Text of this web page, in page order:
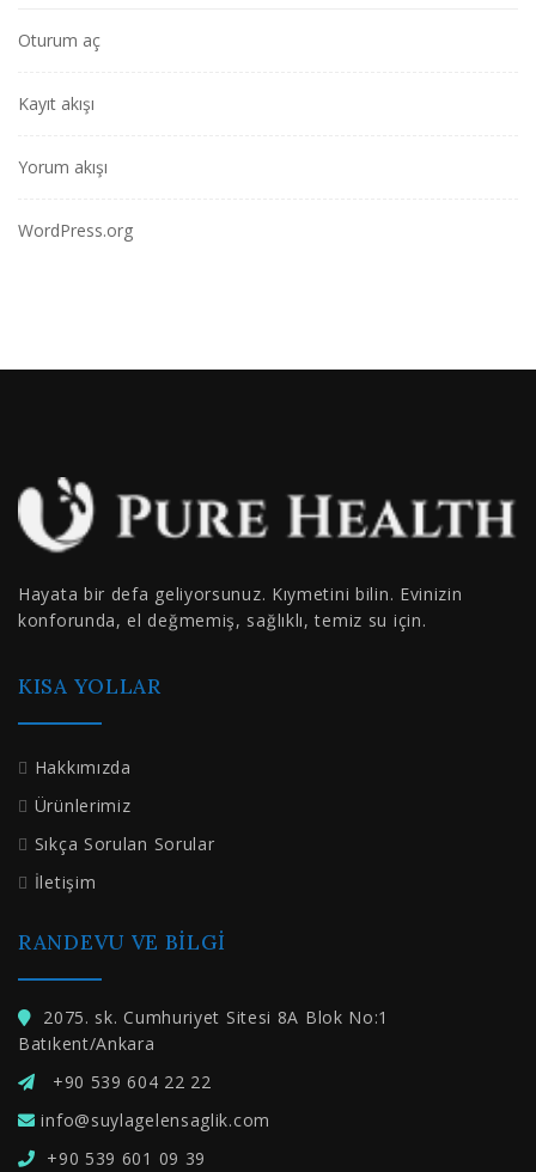
Oturum aç
Kayıt akışı
Yorum akışı
WordPress.org
Hayata bir defa geliyorsunuz. Kıymetini bilin. Evinizin
konforunda, el değmemiş, sağlıklı, temiz su için.
KISA YOLLAR
Hakkımızda
Ürünlerimiz
Sıkça Sorulan Sorular
İletişim
RANDEVU VE BILGI
2075. sk. Cumhuriyet Sitesi 8A Blok No:1
Batıkent/Ankara
+90 539 604 22 22
info@suylagelensaglik.com
+90 539 601 09 39